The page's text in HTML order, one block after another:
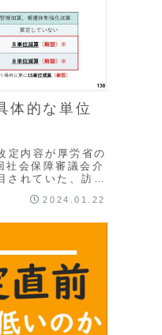
体的な単位
定内容が厚労省の
会保障審議会介
れていた、訪問
2024.01.22